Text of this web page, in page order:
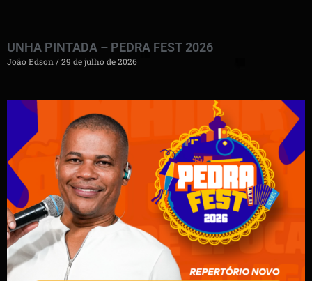
UNHA PINTADA – PEDRA FEST 2026
João Edson 29 de julho de 2026